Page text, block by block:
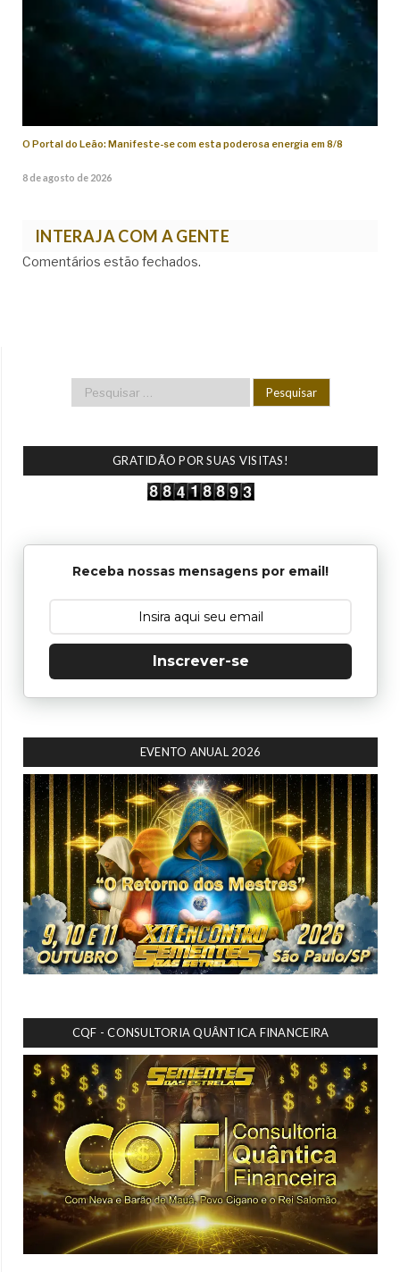
O Portal do Leão: Manifeste-se com esta poderosa energia em 8/8
8 de agosto de 2026
INTERAJA COM A GENTE
Comentários estão fechados.
GRATIDÃO POR SUAS VISITAS!
Receba nossas mensagens por email!
Inscrever-se
EVENTO ANUAL 2026
CQF - CONSULTORIA QUÂNTICA FINANCEIRA